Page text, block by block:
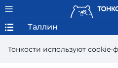
Тонкости используют сookie-
Таллин